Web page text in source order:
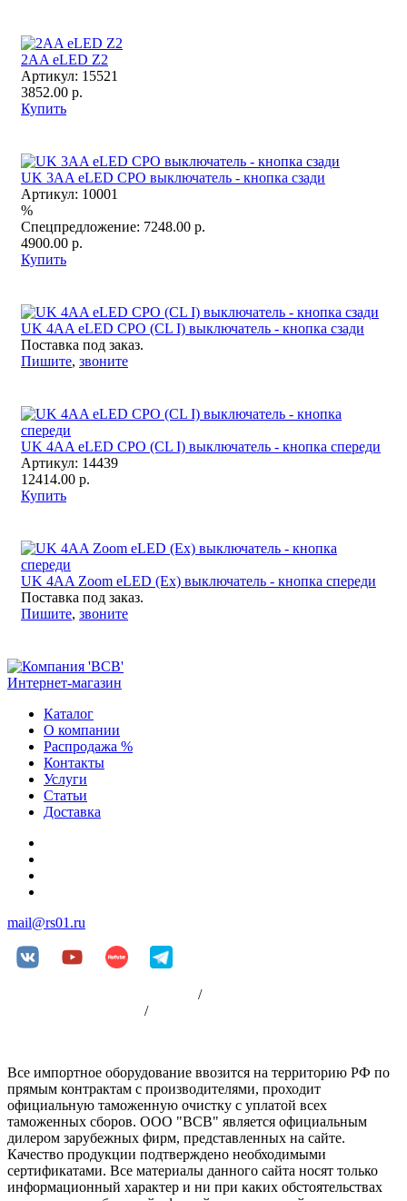
2AA eLED Z2
Артикул: 15521
3852.00 р.
Купить
UK 3AA eLED CPO выключатель - кнопка сзади
Артикул: 10001
%
Спецпредложение: 7248.00 р.
4900.00 р.
Купить
UK 4AA eLED CPO (CL I) выключатель - кнопка сзади
Поставка под заказ.
Пишите, звоните
UK 4AA eLED CPO (CL I) выключатель - кнопка спереди
Артикул: 14439
12414.00 р.
Купить
UK 4AA Zoom eLED (Ex) выключатель - кнопка спереди
Поставка под заказ.
Пишите, звоните
Интернет-магазин
Каталог
О компании
Распродажа %
Контакты
Услуги
Статьи
Доставка
mail@rs01.ru
/
/
Все импортное оборудование ввозится на территорию РФ по
прямым контрактам с производителями, проходит
официальную таможенную очистку с уплатой всех
таможенных сборов. ООО "ВСВ" является официальным
дилером зарубежных фирм, представленных на сайте.
Качество продукции подтверждено необходимыми
сертификатами. Все материалы данного сайта носят только
информационный характер и ни при каких обстоятельствах